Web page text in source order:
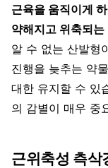
근육을 움직이게
약해지고 위축되는
알 수 없는 산발형
진행을 늦추는 약
대한 유지할 수 있
의 감별이 매우 중
근위축성 측삭